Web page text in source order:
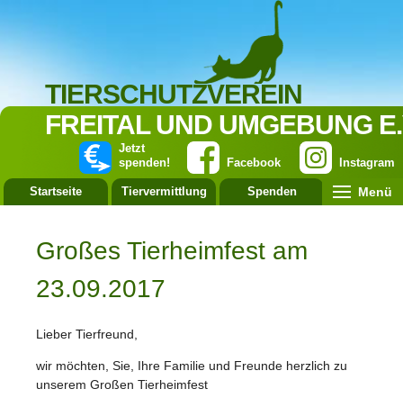
TIERSCHUTZVEREIN
FREITAL UND UMGEBUNG
Instagram
Facebook
Jetzt
spenden!
Startseite Tiervermittlung Spenden Menü
Großes Tierheimfest am
23.09.2017
Lieber Tierfreund,
wir möchten, Sie, Ihre Familie und Freunde herzlich zu
unserem Großen Tierheimfest